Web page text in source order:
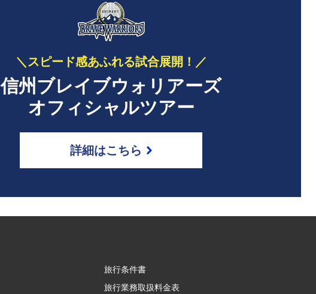
＼スピード感あふれる試合展開！／
信州ブレイブウォリアーズ
オフィシャルツアー
詳細はこちら
旅行条件書
旅行業務取扱料金表